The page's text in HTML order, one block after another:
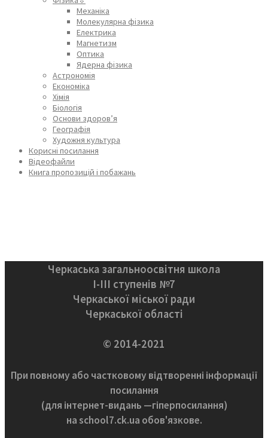
Механіка
Молекулярна фізика
Електрика
Магнетизм
Оптика
Ядерна фізика
Астрономія
Економіка
Хімія
Біологія
Основи здоров’я
Географія
Художня культура
Корисні посилання
Відеофайли
Книга пропозицій і побажань
Черкаська загальноосвітня школа
І-ІІІ ступенів №7
Черкаської міської ради
Черкаської області
© 2014-2021
При повному або частковому відтворенні інформації
посилання
(для інтернет-видань —гіперпосилання)
на school7.ck.ua обов'язкове.